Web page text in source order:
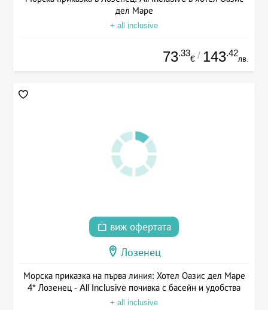
дел Маре
+ all inclusive
73.33
€ / 143.42
лв.
виж офертата
Лозенец
Морска приказка на първа линия: Хотел Оазис дел Маре
4* Лозенец - All Inclusive почивка с басейн и удобства
+ all inclusive